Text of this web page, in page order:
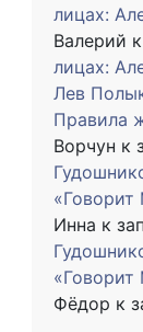
лицах:
Валерий
лицах:
Лев
Правила
Ворчун к
«Говорит
Инна к
«Говорит
Фёдор к